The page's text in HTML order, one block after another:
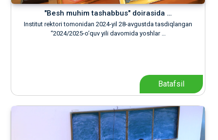
"Besh muhim tashabbus" doirasida …
Institut rektori tomonidan 2024-yil 28-avgustda tasdiqlangan
“2024/2025-o‘quv yili davomida yoshlar …
Batafsil